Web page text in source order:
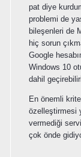
pat diye
problemi de
bileşenleri de
hiç sorun
Google
Windows 10
dahil
En önemli
özelleştirmesi
vermediği
çok önde